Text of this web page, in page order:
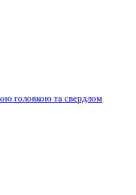
головкою та свердлом